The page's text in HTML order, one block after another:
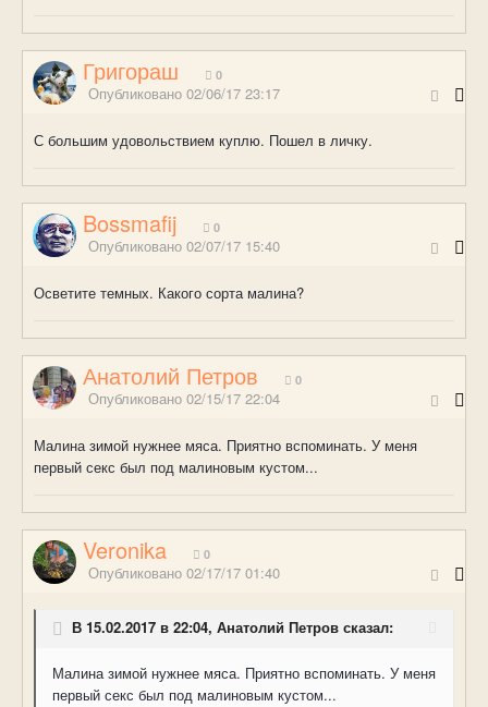
Григораш 0
Опубликовано 02/06/17 23:17
С большим удовольствием куплю. Пошел в личку.
Bossmafij 0
Опубликовано 02/07/17 15:40
Осветите темных. Какого сорта малина?
Анатолий Петров 0
Опубликовано 02/15/17 22:04
Малина зимой нужнее мяса. Приятно вспоминать. У меня
первый секс был под малиновым кустом...
Veronika 0
Опубликовано 02/17/17 01:40
В 15.02.2017 в 22:04, Анатолий Петров сказал:
Малина зимой нужнее мяса. Приятно вспоминать. У меня
первый секс был под малиновым кустом...